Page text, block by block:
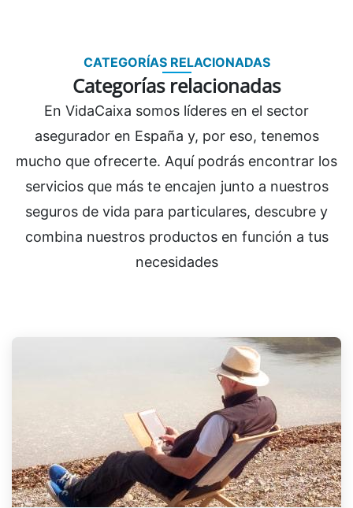
CATEGORÍAS RELACIONADAS
Categorías relacionadas
En VidaCaixa somos líderes en el sector
asegurador en España y, por eso, tenemos
mucho que ofrecerte. Aquí podrás encontrar los
servicios que más te encajen junto a nuestros
seguros de vida para particulares, descubre y
combina nuestros productos en función a tus
necesidades